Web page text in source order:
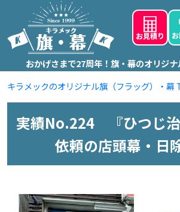
お見積り
おかげさまで27周年！旗・幕のオリジ
キラメックのオリジナル旗（フラッグ）・幕
実績No.224 『ひつじ
依頼の店頭幕・日